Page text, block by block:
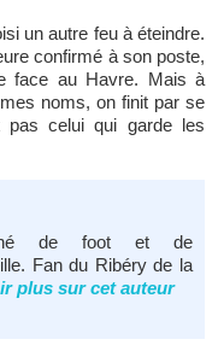
un autre feu à éteindre.
confirmé à son poste,
face au Havre. Mais à
noms, on finit par se
pas celui qui garde les
de foot et de
Fan du Ribéry de la
plus sur cet auteur